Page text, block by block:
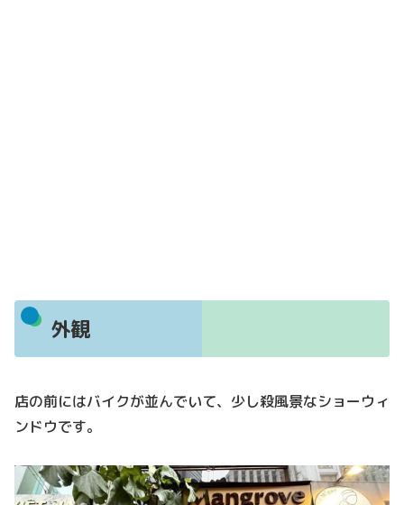
外観
店の前にはバイクが並んでいて、少し殺風景なショーウィ
ンドウです。